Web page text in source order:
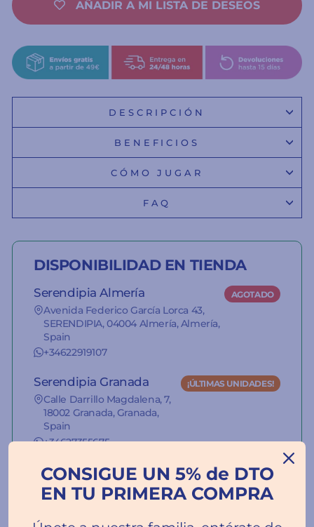
AÑADIR A MI LISTA DE DESEOS
DESCRIPCIÓN
BENEFICIOS
CÓMO JUGAR
FAQ
DISPONIBILIDAD EN TIENDA
Serendipia Almería
Avenida Federico García Lorca 43,
SERENDIPIA, 04004 Almería, Almería,
Spain
+34622919107
AGOTADO
Serendipia Granada
Calle Darrillo Magdalena, 7,
18002 Granada, Granada,
Spain
+34627355675
¡ÚLTIMAS UNIDADES!
La información del stock de nuestras
tiendas es orientativa.
CONSIGUE UN 5% de DTO
EN TU PRIMERA COMPRA